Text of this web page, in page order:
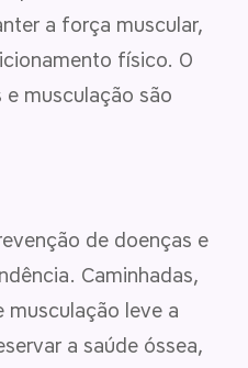
a força muscular,
físico. O
musculação são
de doenças e
Caminhadas,
musculação leve a
a saúde óssea,